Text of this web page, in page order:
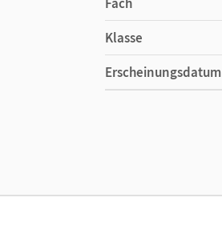
Klasse
Erscheinungsdatum